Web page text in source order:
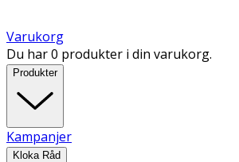
Varukorg
Du har 0 produkter i din varukorg.
Produkter
Kampanjer
Kloka Råd